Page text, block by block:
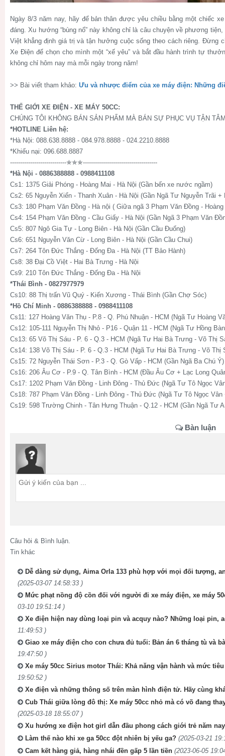
Ngày 8/3 năm nay, hãy để bản thân được yêu chiều bằng một chiếc
đáng. Xu hướng “bùng nổ” này không chỉ là câu chuyện về phương
Việt khẳng định giá trị và tận hưởng cuộc sống theo cách riêng. Đừng
Xe Điện để chọn cho mình một “xế yêu” và bắt đầu hành trình tự
không chỉ hôm nay mà mỗi ngày trong năm!
>> Bài viết tham khảo: Ưu và nhược điểm của xe máy điện: Những
THẾ GIỚI XE ĐIỆN - XE MÁY 50CC:
CHÚNG TÔI KHÔNG BÁN SẢN PHẨM MÀ BÁN SỰ PHỤC VỤ TẬN
*HOTLINE Liên hệ:
*Hà Nội: 088.638.8888 - 084.978.8888 - 024.2210.8888
*Khiếu nại: 096.688.8887
----------------------------✯✯✯-------------------------------------
*Hà Nội - 0886388888 - 0988411108
Cs1: 1375 Giải Phóng - Hoàng Mai - Hà Nội (Gần bến xe nước ngầm)
Cs2: 65 Nguyễn Xiển - Thanh Xuân - Hà Nội (Gần Ngã Tư Nguyễn Trãi +
Cs3: 180 Phạm Văn Đồng - Hà nội ( Giữa ngã 3 Phạm Văn Đồng -
Cs4: 154 Phạm Văn Đồng - Cầu Giấy - Hà Nội (Gần Ngã 3 Phạm Văn
Cs5: 807 Ngô Gia Tự - Long Biên - Hà Nội (Gần Cầu Đuống)
Cs6: 651 Nguyễn Văn Cừ - Long Biên - Hà Nội (Gần Cầu Chui)
Cs7: 264 Tôn Đức Thắng - Đống Đa - Hà Nội (TT Bảo Hành)
Cs8: 38 Đại Cồ Việt - Hai Bà Trưng - Hà Nội
Cs9: 210 Tôn Đức Thắng - Đống Đa - Hà Nội
*Thái Bình - 0827977979
Cs10: 88 Thị trấn Vũ Quý - Kiến Xương - Thái Bình (Gần Chợ Sóc)
*Hồ Chí Minh - 0886388888 - 0988411108
Cs11: 127 Hoàng Văn Thụ - P.8 - Q. Phú Nhuận - HCM (Ngã Tư Hoàng
Cs12: 105-111 Nguyễn Thị Nhỏ - P16 - Quận 11 - HCM (Ngã Tư Hồng
Cs13: 65 Võ Thị Sáu - P. 6 - Q.3 - HCM (Ngã Tư Hai Bà Trưng - Võ Thị
Cs14: 138 Võ Thị Sáu - P. 6 - Q.3 - HCM (Ngã Tư Hai Bà Trưng - Võ Thị
Cs15: 72 Nguyễn Thái Sơn - P.3 - Q. Gò Vấp - HCM (Gần Ngã Ba Chú Ý)
Cs16: 206 Âu Cơ - P.9 - Q. Tân Bình - HCM (Đầu Âu Cơ + Lạc Long
Cs17: 1202 Phạm Văn Đồng - Linh Đông - Thủ Đức (Ngã Tư Tô Ngọc
Cs18: 787 Phạm Văn Đồng - Linh Đông - Thủ Đức (Ngã Tư Tô Ngọc Vân
Cs19: 598 Trường Chinh - Tân Hưng Thuận - Q.12 - HCM (Gần Ngã Tư
Bàn luận
Câu hỏi & Bình luận.
Tin khác
Dễ dàng sử dụng, Aima Orla 133 phù hợp với mọi đối tượng,
(2025-03-07 14:58:33 )
Mức phạt nồng độ cồn đối với người đi xe máy điện, xe máy
03-10 19:51:14 )
Xe điện hiện nay dùng loại pin và acquy nào? Những loại pin,
11:49:53 )
Giao xe máy điện cho con chưa đủ tuổi: Bản án 6 tháng tù và
19:47:50 )
Xe máy 50cc Sirius motor Thái: Khả năng vận hành và mức
19:50:52 )
Xe điện và những thông số trên màn hình điện tử. Hãy cùng
Cub Thái giữa lòng đô thị: Xe máy 50cc nhỏ mà có võ đang
(2025-03-18 18:55:07 )
Xu hướng xe điện hot girl dẫn đầu phong cách giới trẻ năm nay
Làm thế nào khi xe ga 50cc đột nhiên bị yếu ga? (2025-03-21
Cam kết hàng giả, hàng nhái đền gấp 5 lần tiền (2023-06-05